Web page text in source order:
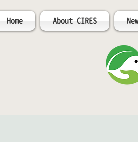
Home About CIRES